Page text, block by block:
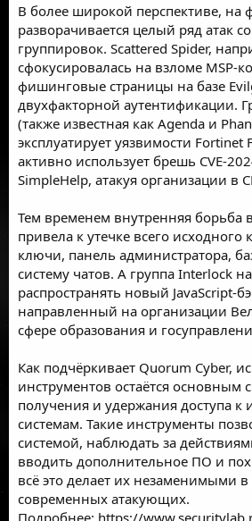
В более широкой перспективе, на
разворачивается целый ряд атак
группировок. Scattered Spider,
сфокусировалась на взломе MSP-
фишинговые страницы на базе
двухфакторной аутентификации.
(также известная как Agenda и
эксплуатирует уязвимости Fortinet
активно использует брешь CVE-
SimpleHelp, атакуя организации в
Тем временем внутренняя борьба
привела к утечке всего исходного
ключи, панель администратора,
систему чатов. А группа Interlock
распространять новый JavaScript-
направленный на организации
сфере образования и
Как подчёркивает Quorum Cyber,
инструментов остаётся основным
получения и удержания доступа
системам. Такие инструменты
системой, наблюдать за
вводить дополнительное ПО и
всё это делает их незаменимыми в
современных атакующих.
Подробнее: https://